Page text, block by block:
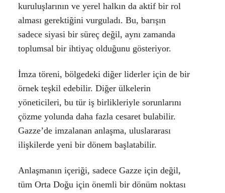
kuruluşlarının ve yerel halkın da aktif bir rol
alması gerektiğini vurguladı. Bu, barışın
sadece siyasi bir süreç değil, aynı zamanda
toplumsal bir ihtiyaç olduğunu gösteriyor.
İmza töreni, bölgedeki diğer liderler için de bir
örnek teşkil edebilir. Diğer ülkelerin
yöneticileri, bu tür iş birlikleriyle sorunlarını
çözme yolunda daha fazla cesaret bulabilir.
Gazze’de imzalanan anlaşma, uluslararası
ilişkilerde yeni bir dönem başlatabilir.
Anlaşmanın içeriği, sadece Gazze için değil,
tüm Orta Doğu için önemli bir dönüm noktası